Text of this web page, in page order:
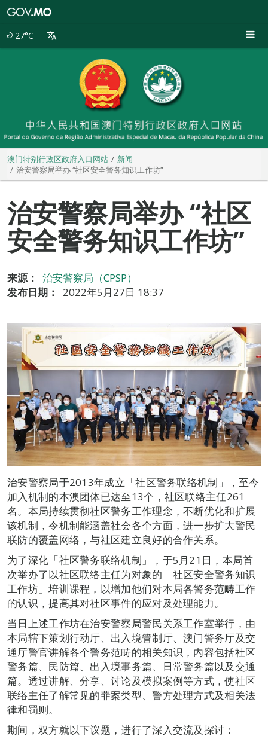
27°C
澳门特别行政区政府入口网站
新闻
治安警察局举办 “社区安全警务知识工作坊”
治安警察局举办 “社区
安全警务知识工作坊”
来源：
治安警察局（CPSP）
发布日期：
2022年5月27日 18:37
治安警察局于2013年成立「社区警务联络机制」，至今
加入机制的本澳团体已达至13个，社区联络主任261
名。本局持续贯彻社区警务工作理念，不断优化和扩展
该机制，令机制能涵盖社会各个方面，进一步扩大警民
联防的覆盖网络，与社区建立良好的合作关系。
为了深化「社区警务联络机制」，于5月21日，本局首
次举办了以社区联络主任为对象的「社区安全警务知识
工作坊」培训课程，以增加他们对本局各警务范畴工作
的认识，提高其对社区事件的应对及处理能力。
当日上述工作坊在治安警察局警民关系工作室举行，由
本局辖下策划行动厅、出入境管制厅、澳门警务厅及交
通厅警官讲解各个警务范畴的相关知识，内容包括社区
警务篇、民防篇、出入境事务篇、日常警务篇以及交通
篇。透过讲解、分享、讨论及模拟案例等方式，使社区
联络主任了解常见的罪案类型、警方处理方式及相关法
律和罚则。
期间，双方就以下议题，进行了深入交流及探讨：